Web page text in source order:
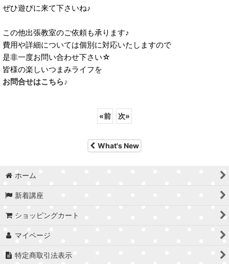
ぜひ遊びに来て下さいね♪
この他出張教室のご依頼も承ります♪
費用や詳細については個別に対応いたしますので
是非一度お問い合わせ下さい☆
皆様の楽しいつまみライフを
お問合せはこちら♪
«前 次»
What's New
ホーム
新着講座
ショッピングカート
マイページ
特定商取引法表示